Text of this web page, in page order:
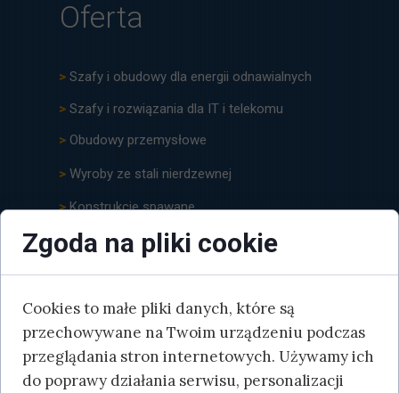
> Prefabrykacja szaf sterowniczych
iświatłowodowych
> Konstrukcje tłoczone
> Konstrukcje spawane
> Wyroby ze stali nierdzewnej
> Obudowy przemysłowe
> Szafy i rozwiązania dla IT i telekomu
> Szafy i obudowy dla energii odnawialnych
Oferta
Zgoda na pliki cookie
Cookies to małe pliki danych, które są
przechowywane na Twoim urządzeniu podczas
przeglądania stron internetowych. Używamy ich
do poprawy działania serwisu, personalizacji